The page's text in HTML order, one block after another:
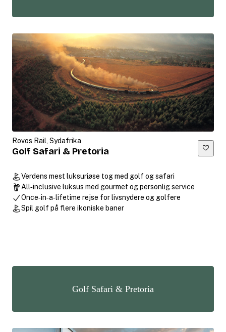
Rovos Rail, Sydafrika
Golf Safari & Pretoria
Verdens mest luksuriøse tog med golf og safari
All‑inclusive luksus med gourmet og personlig service
Once‑in‑a‑lifetime rejse for livsnydere og golfere
Spil golf på flere ikoniske baner
Golf Safari & Pretoria